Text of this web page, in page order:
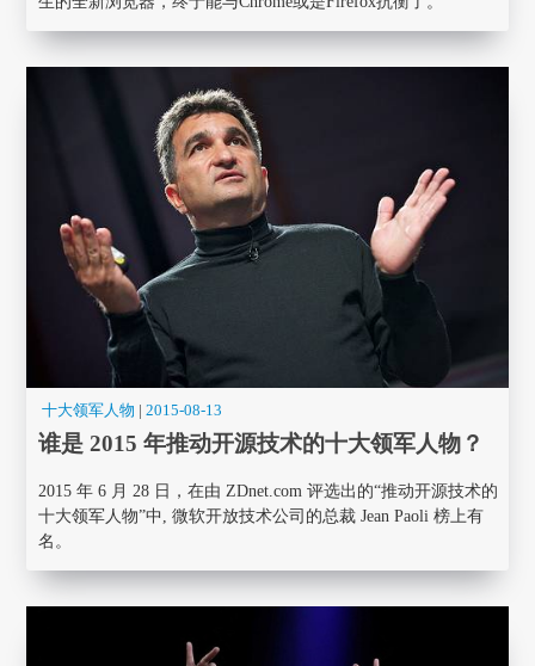
十大领军人物 |2015-08-13
谁是 2015 年推动开源技术的十大领军人物？
2015 年 6 月 28 日，在由 ZDnet.com 评选出的“推动开源技术的
十大领军人物”中, 微软开放技术公司的总裁 Jean Paoli 榜上有
名。